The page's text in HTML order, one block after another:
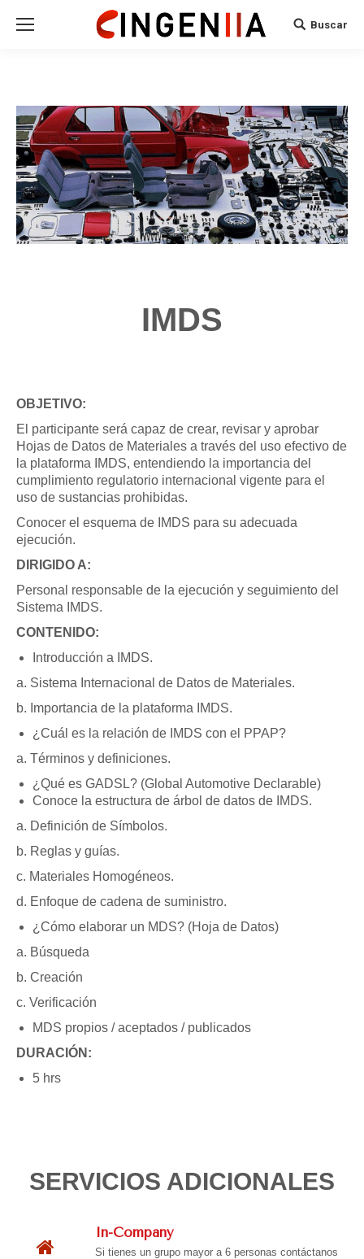
Search:
Buscar
IMDS
OBJETIVO:
El participante será capaz de crear, revisar y aprobar
Hojas de Datos de Materiales a través del uso efectivo de
la plataforma IMDS, entendiendo la importancia del
cumplimiento regulatorio internacional vigente para el
uso de sustancias prohibidas.
Conocer el esquema de IMDS para su adecuada
ejecución.
DIRIGIDO A:
Personal responsable de la ejecución y seguimiento del
Sistema IMDS.
CONTENIDO:
Introducción a IMDS.
a. Sistema Internacional de Datos de Materiales.
b. Importancia de la plataforma IMDS.
¿Cuál es la relación de IMDS con el PPAP?
a. Términos y definiciones.
¿Qué es GADSL? (Global Automotive Declarable)
Conoce la estructura de árbol de datos de IMDS.
a. Definición de Símbolos.
b. Reglas y guías.
c. Materiales Homogéneos.
d. Enfoque de cadena de suministro.
¿Cómo elaborar un MDS? (Hoja de Datos)
a. Búsqueda
b. Creación
c. Verificación
MDS propios / aceptados / publicados
DURACIÓN:
5 hrs
SERVICIOS ADICIONALES
In-Company
Si tienes un grupo mayor a 6 personas contáctanos